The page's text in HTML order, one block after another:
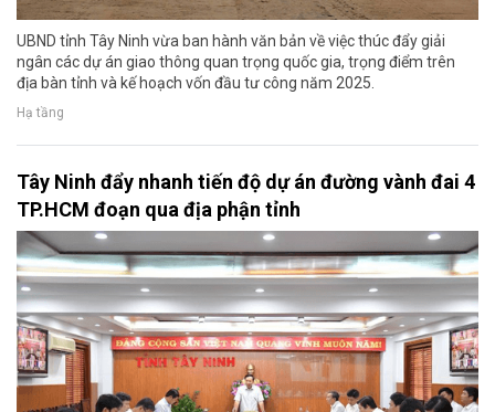
UBND tỉnh Tây Ninh vừa ban hành văn bản về việc thúc đẩy giải
ngân các dự án giao thông quan trọng quốc gia, trọng điểm trên
địa bàn tỉnh và kế hoạch vốn đầu tư công năm 2025.
Hạ tầng
Tây Ninh đẩy nhanh tiến độ dự án đường vành đai 4
TP.HCM đoạn qua địa phận tỉnh